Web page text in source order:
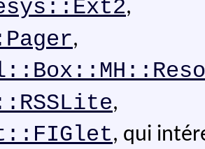
,
,
,
, qui